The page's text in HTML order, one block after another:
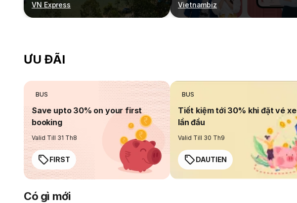
VN Express Vietnambiz
ƯU ĐÃI
BUS
Save upto 30% on your first
booking
Valid Till 31 Th8
FIRST
BUS
Tiết kiệm tới 30% khi đặt vé xe
lần đầu
Valid Till 30 Th9
DAUTIEN
Có gì mới